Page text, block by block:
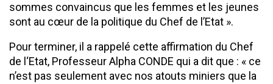
sommes convaincus que les femmes et les jeunes
sont au cœur de la politique du Chef de l’Etat ».
Pour terminer, il a rappelé cette affirmation du Chef
de l‘Etat, Professeur Alpha CONDE qui a dit que : « ce
n’est pas seulement avec nos atouts miniers que la